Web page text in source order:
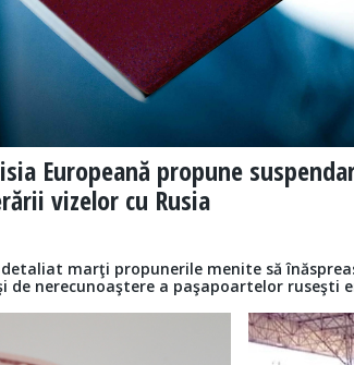
Europeană propune
vizelor cu Rusia
detaliat marţi propunerile menite să
de nerecunoaştere a paşapoartelor ruseşti